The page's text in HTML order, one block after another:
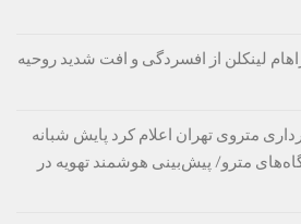
لینکلن از افسردگی و افت شدید روحیه
متروی تهران اعلام کرد پایش شبانه
مترو/ پیش‌بینی هوشمند تهویه در